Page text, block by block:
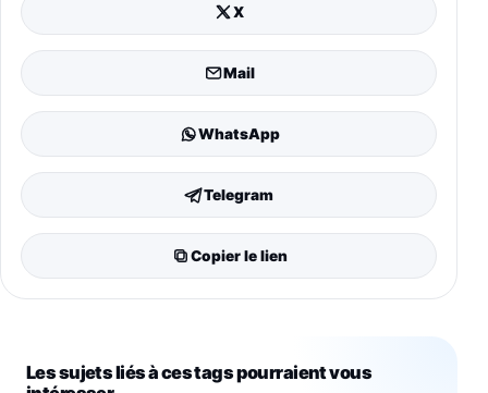
X
Mail
WhatsApp
Telegram
Copier le lien
Les sujets liés à ces tags pourraient vous